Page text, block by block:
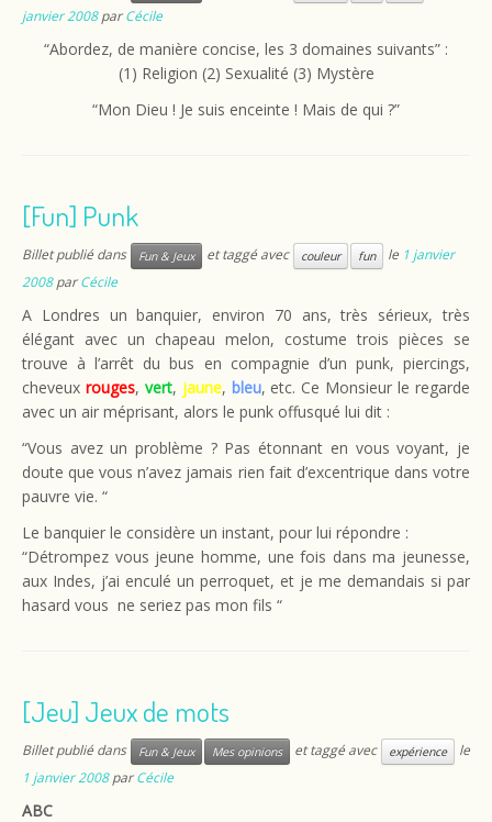
janvier 2008 parCécile
“Abordez, de manière concise, les 3 domaines suivants” :
(1) Religion (2) Sexualité (3) Mystère
“Mon Dieu ! Je suis enceinte ! Mais de qui ?”
[Fun] Punk
Billet publié dans Fun & Jeux et taggé avec couleur fun le 1 janvier
2008 parCécile
A Londres un banquier, environ 70 ans, très sérieux, très
élégant avec un chapeau melon, costume trois pièces se
trouve à l’arrêt du bus en compagnie d’un punk, piercings,
cheveux rouges, vert, jaune, bleu, etc. Ce Monsieur le regarde
avec un air méprisant, alors le punk offusqué lui dit :
“Vous avez un problème ? Pas étonnant en vous voyant, je
doute que vous n’avez jamais rien fait d’excentrique dans votre
pauvre vie. “
Le banquier le considère un instant, pour lui répondre :
“Détrompez vous jeune homme, une fois dans ma jeunesse,
aux Indes, j’ai enculé un perroquet, et je me demandais si par
hasard vous ne seriez pas mon fils “
[Jeu] Jeux de mots
Billet publié dans Fun & Jeux Mes opinions et taggé avec expérience
le
1 janvier 2008 parCécile
ABC